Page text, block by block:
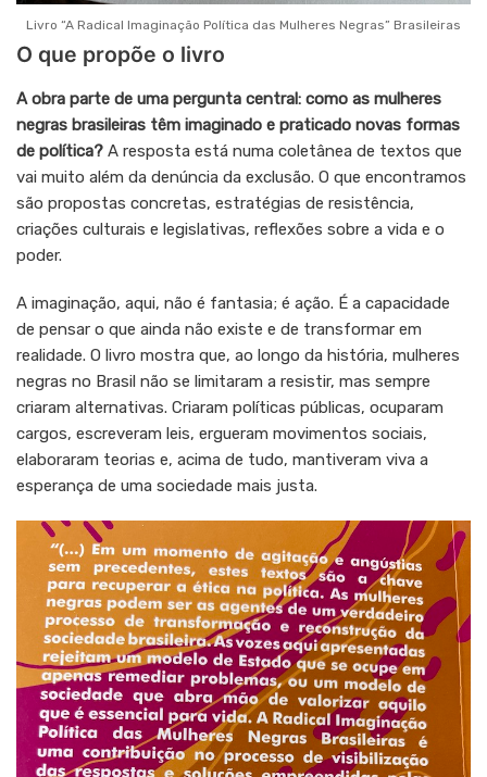
Livro “A Radical Imaginação Política das Mulheres Negras” Brasileiras
O que propõe o livro
A obra parte de uma pergunta central: como as mulheres
negras brasileiras têm imaginado e praticado novas formas
de política? A resposta está numa coletânea de textos que
vai muito além da denúncia da exclusão. O que encontramos
são propostas concretas, estratégias de resistência,
criações culturais e legislativas, reflexões sobre a vida e o
poder.
A imaginação, aqui, não é fantasia; é ação. É a capacidade
de pensar o que ainda não existe e de transformar em
realidade. O livro mostra que, ao longo da história, mulheres
negras no Brasil não se limitaram a resistir, mas sempre
criaram alternativas. Criaram políticas públicas, ocuparam
cargos, escreveram leis, ergueram movimentos sociais,
elaboraram teorias e, acima de tudo, mantiveram viva a
esperança de uma sociedade mais justa.